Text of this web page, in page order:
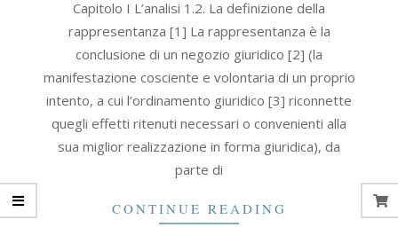
Capitolo I L’analisi 1.2. La definizione della
rappresentanza [1] La rappresentanza è la
conclusione di un negozio giuridico [2] (la
manifestazione cosciente e volontaria di un proprio
intento, a cui l’ordinamento giuridico [3] riconnette
quegli effetti ritenuti necessari o convenienti alla
sua miglior realizzazione in forma giuridica), da
parte di
CONTINUE READING